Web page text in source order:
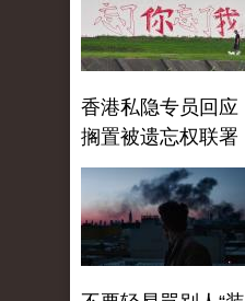
香港私隐专员回应
搁置被遗忘权联署